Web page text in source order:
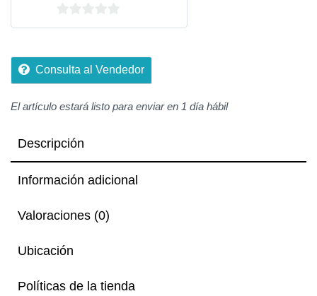
0
5
Consulta al Vendedor
El artículo estará listo para enviar en 1 día hábil
Descripción
Información adicional
Valoraciones (0)
Ubicación
Políticas de la tienda